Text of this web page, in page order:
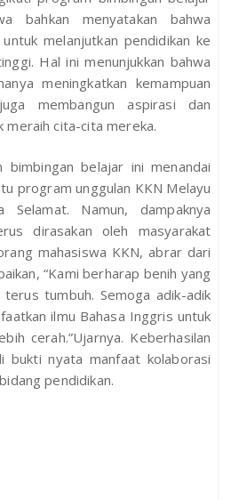
bahkan menyatakan bahwa
melanjutkan pendidikan ke
Hal ini menunjukkan bahwa
meningkatkan kemampuan
membangun aspirasi dan
meraih cita-cita mereka.
bimbingan belajar ini menandai
program unggulan KKN Melayu
Selamat. Namun, dampaknya
dirasakan oleh masyarakat
mahasiswa KKN, abrar dari
“Kami berharap benih yang
tumbuh. Semoga adik-adik
ilmu Bahasa Inggris untuk
cerah.”Ujarnya. Keberhasilan
bukti nyata manfaat kolaborasi
pendidikan.